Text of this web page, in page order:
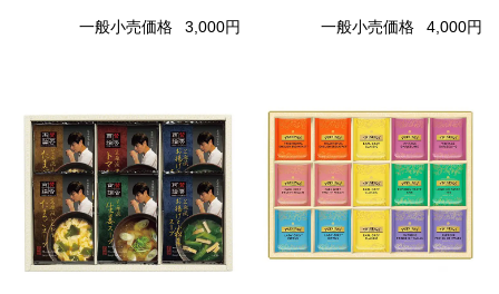
一般小売価格 3,000円 一般小売価格 4,000円